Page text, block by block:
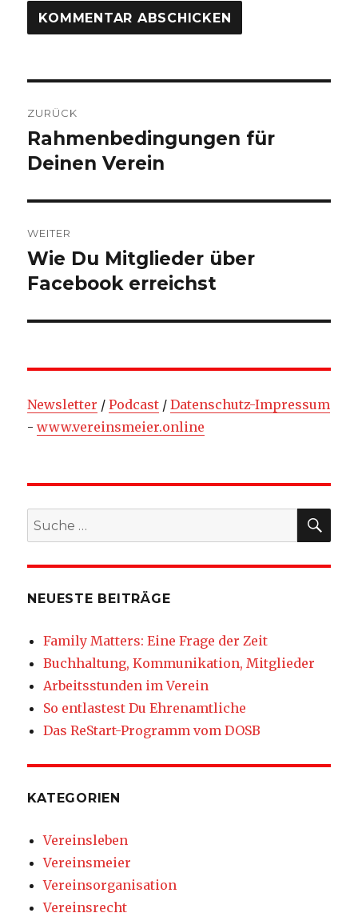
ZURÜCK
Vorheriger
Beitrag:
Rahmenbedingungen für
Deinen Verein
WEITER
Nächster
Beitrag:
Wie Du Mitglieder über
Facebook erreichst
Newsletter /Podcast /Datenschutz-Impressum
-www.vereinsmeier.online
Suche
nach:
NEUESTE BEITRÄGE
Family Matters: Eine Frage der Zeit
Buchhaltung, Kommunikation, Mitglieder
Arbeitsstunden im Verein
So entlastest Du Ehrenamtliche
Das ReStart-Programm vom DOSB
KATEGORIEN
Vereinsleben
Vereinsmeier
Vereinsorganisation
Vereinsrecht